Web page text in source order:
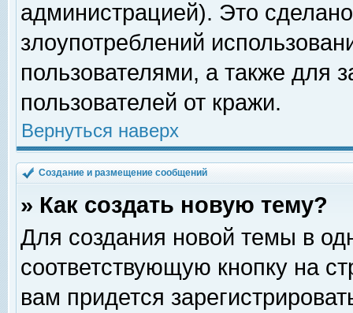
администрацией). Это
злоупотреблений
пользователями, а также для
пользователей от кражи.
Вернуться наверх
Создание и размещение сообщений
» Как создать новую тему?
Для создания новой темы в
соответствующую кнопку на
вам придется